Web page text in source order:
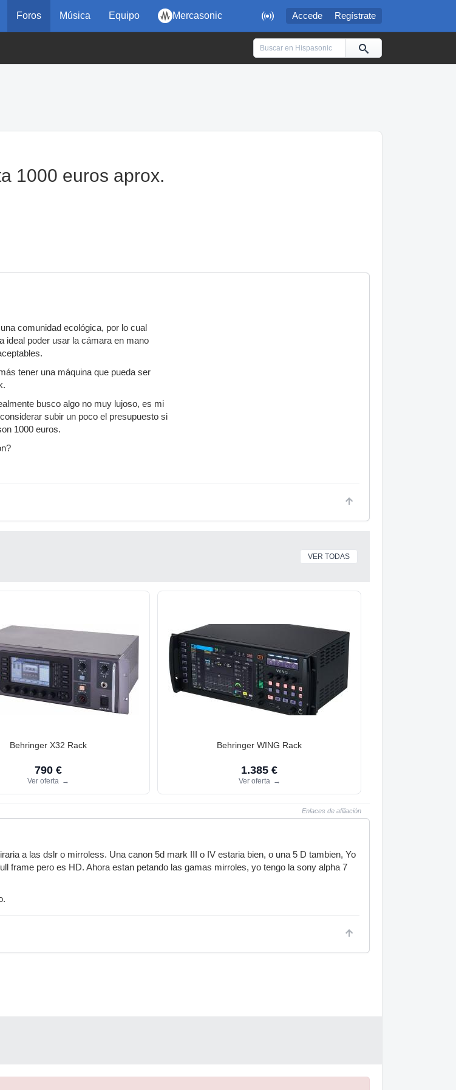
 Accede Regístrate
Foros Música Equipo Mercasonic
1000 euros aprox.
comunidad ecológica, por lo cual
ideal poder usar la cámara en mano
tener una máquina que pueda ser
busco algo no muy lujoso, es mi
subir un poco el presupuesto si
1000 euros.
VER TODAS
Behringer X32 Rack
790 €
Ver oferta →
Behringer WING Rack
1.385 €
Ver oferta →
Enlaces de afiliación
a las dslr o mirroless. Una canon 5d mark III o IV estaria bien, o una 5 D tambien, Yo
frame pero es HD. Ahora estan petando las gamas mirroles, yo tengo la sony alpha 7